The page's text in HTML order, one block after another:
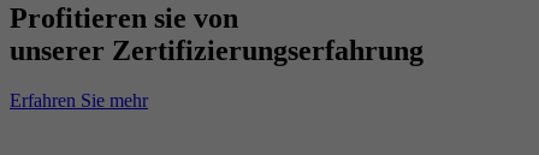
Profitieren sie von
unserer Zertifizierungserfahrung
Erfahren Sie mehr